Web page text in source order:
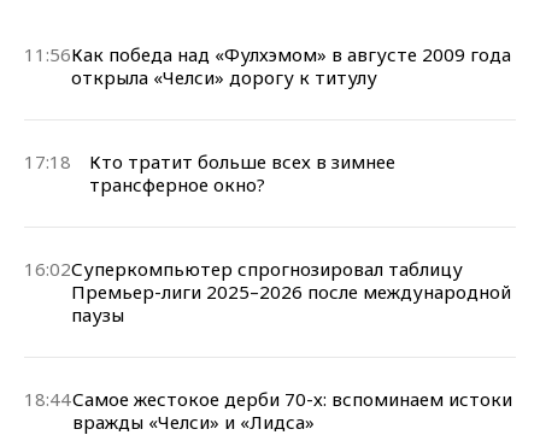
11:56Как победа над «Фулхэмом» в августе 2009 года
открыла «Челси» дорогу к титулу
17:18
Кто тратит больше всех в зимнее
трансферное окно?
16:02Суперкомпьютер спрогнозировал таблицу
Премьер-лиги 2025–2026 после международной
паузы
18:44Самое жестокое дерби 70-х: вспоминаем истоки
вражды «Челси» и «Лидса»